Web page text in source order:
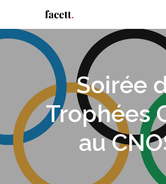
to
Soirée
Trophées
au